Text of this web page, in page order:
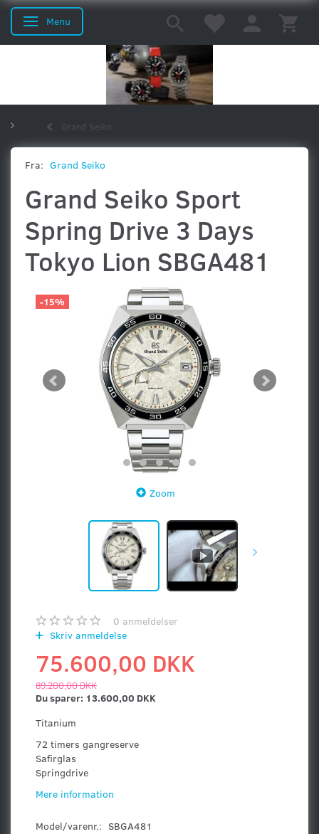
Skifte navigation
Menu
Uret til Piloten Dresswatches Vostok-Europe
MTM Orient Schaumburg Seiko
Watchwinders
Grand Seiko
Fra: Grand Seiko
Grand Seiko Sport
Spring Drive 3 Days
Tokyo Lion SBGA481
-15%
Zoom
0 anmeldelser
Skriv anmeldelse
75.600,00 DKK
89.200,00 DKK
Du sparer: 13.600,00 DKK
Titanium
72 timers gangreserve
Safirglas
Springdrive
Mere information
Model/varenr.: SBGA481